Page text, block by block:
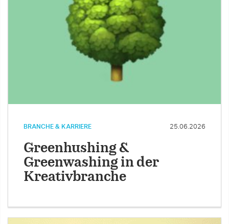
BRANCHE & KARRIERE 25.06.2026
Greenhushing &
Greenwashing in der
Kreativbranche